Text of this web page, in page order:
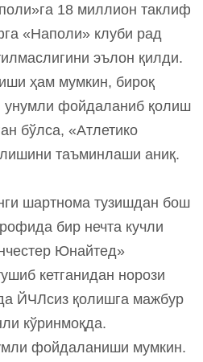
18 миллион таклиф
«Наполи» клуби рад
эълон қилди.
ҳам мумкин, бироқ
унумли фойдаланиб қолиш
бўлса, «Атлетико
таъминлаши аниқ.
шартнома тузишдан бош
бир нечта кучли
Юнайтед»
кетганидан норози
ЙЧЛсиз қолишга мажбур
кўринмоқда.
фойдаланиши мумкин.